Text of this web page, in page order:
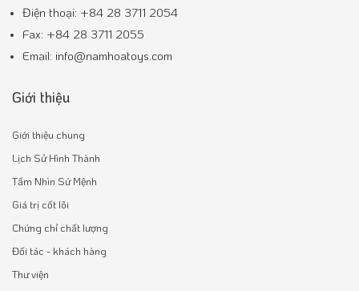
Điện thoại: +84 28 3711 2054
Fax: +84 28 3711 2055
Email: info@namhoatoys.com
Giới thiệu
Giới thiệu chung
Lịch Sử Hình Thành
Tầm Nhìn Sứ Mệnh
Giá trị cốt lõi
Chứng chỉ chất lượng
Đối tác - khách hàng
Thư viện